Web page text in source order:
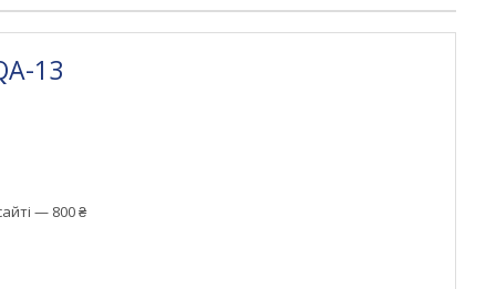
13
— 800 ₴